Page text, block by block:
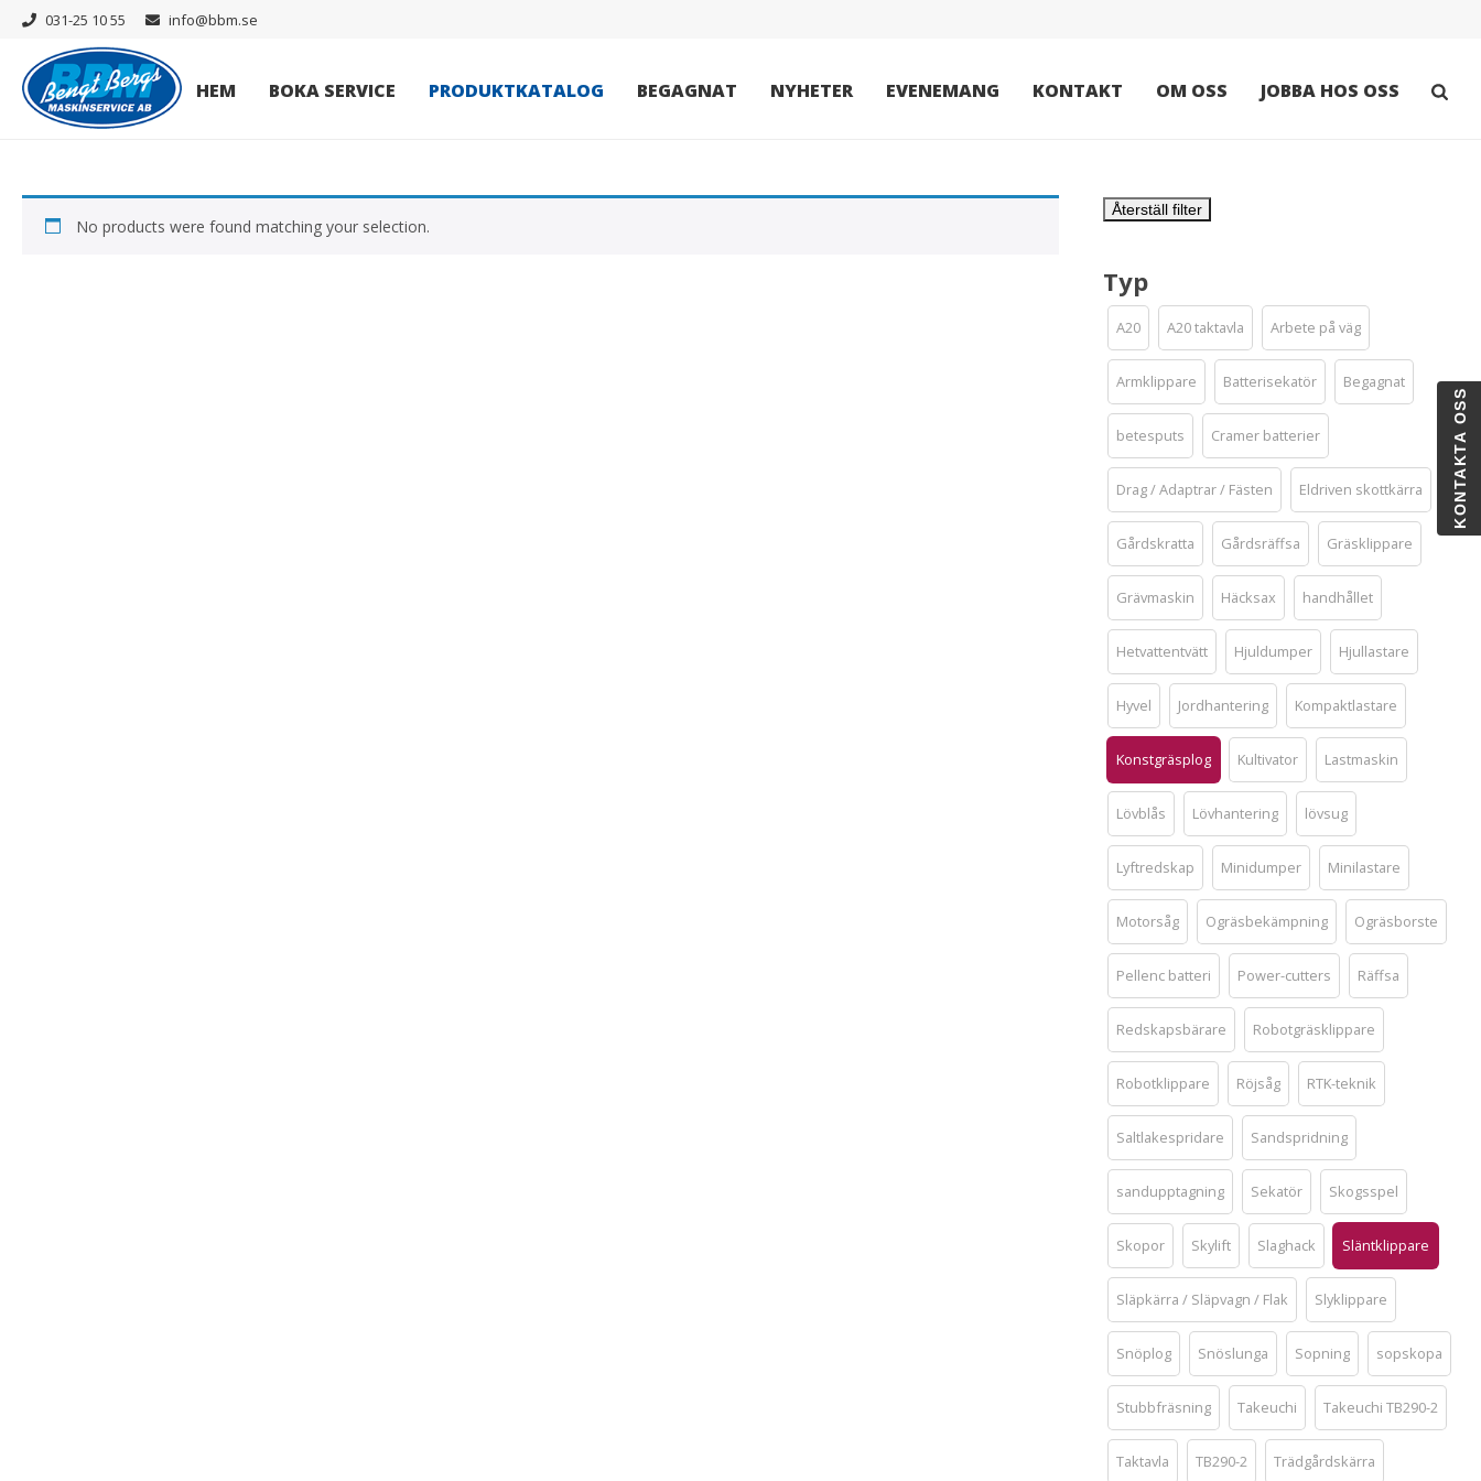
031-25 10 55 info@bbm.se
HEM BOKA SERVICE PRODUKTKATALOG BEGAGNAT NYHETER EVENEMANG KONTAKT OM OSS JOBBA HOS OSS
No products were found matching your selection.
Återställ filter
Typ
A20 A20 taktavla Arbete på väg
Armklippare Batterisekatör Begagnat
betesputs Cramer batterier
Drag / Adaptrar / Fästen Eldriven skottkärra
Gårdskratta Gårdsräffsa Gräsklippare
Grävmaskin Häcksax handhållet
Hetvattentvätt Hjuldumper Hjullastare
Hyvel Jordhantering Kompaktlastare
Konstgräsplog Kultivator Lastmaskin
Lövblås Lövhantering lövsug
Lyftredskap Minidumper Minilastare
Motorsåg Ogräsbekämpning Ogräsborste
Pellenc batteri Power-cutters Räffsa
Redskapsbärare Robotgräsklippare
Robotklippare Röjsåg RTK-teknik
Saltlakespridare Sandspridning
sandupptagning Sekatör Skogsspel
Skopor Skylift Slaghack Släntklippare
Släpkärra / Släpvagn / Flak Slyklippare
Snöplog Snöslunga Sopning sopskopa
Stubbfräsning Takeuchi Takeuchi TB290-2
Taktavla TB290-2 Trädgårdskärra
KONTAKTA OSS